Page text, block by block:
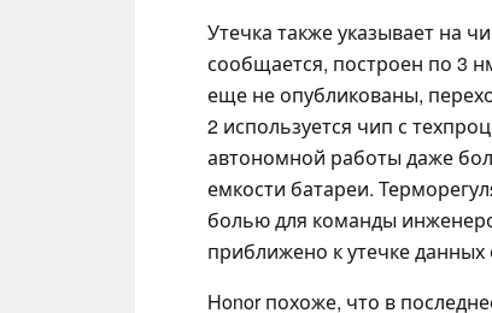
Утечка также указывает на
сообщается, построен по 3
еще не опубликованы,
2 используется чип с
автономной работы даже
емкости батареи.
болью для команды
приближено к утечке данных
Honor похоже, что в